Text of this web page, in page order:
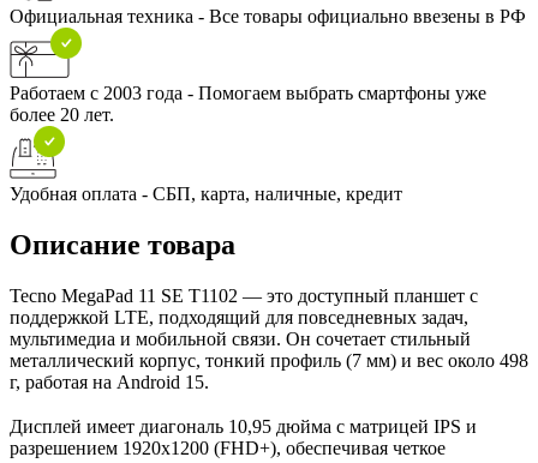
Официальная техника - Все товары официально ввезены в РФ
Работаем с 2003 года - Помогаем выбрать смартфоны уже
более 20 лет.
Удобная оплата - СБП, карта, наличные, кредит
Описание товара
Tecno MegaPad 11 SE T1102 — это доступный планшет с
поддержкой LTE, подходящий для повседневных задач,
мультимедиа и мобильной связи. Он сочетает стильный
металлический корпус, тонкий профиль (7 мм) и вес около 498
г, работая на Android 15.
Дисплей имеет диагональ 10,95 дюйма с матрицей IPS и
разрешением 1920x1200 (FHD+), обеспечивая четкое